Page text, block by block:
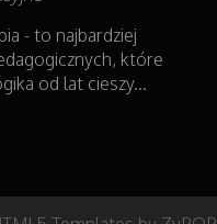
- to najbardziej
które
od lat cieszy...